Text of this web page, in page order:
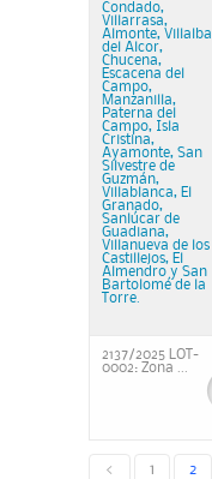
Condado,
Villarrasa,
Almonte, Villalba
del Alcor,
Chucena,
Escacena del
Campo,
Manzanilla,
Paterna del
Campo, Isla
Cristina,
Ayamonte, San
Silvestre de
Guzmán,
Villablanca, El
Granado,
Sanlúcar de
Guadiana,
Villanueva de los
Castillejos, El
Almendro y San
Bartolomé de la
Torre.
2137/2025 LOT-
0002: Zona ...
< 1 2